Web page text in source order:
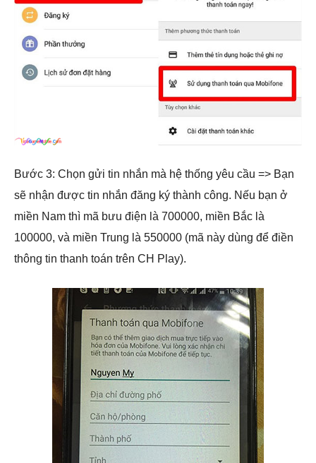
Bước 3: Chọn gửi tin nhắn mà hệ thống yêu cầu => Bạn
sẽ nhận được tin nhắn đăng ký thành công. Nếu bạn ở
miền Nam thì mã bưu điện là 700000, miền Bắc là
100000, và miền Trung là 550000 (mã này dùng để điền
thông tin thanh toán trên CH Play).